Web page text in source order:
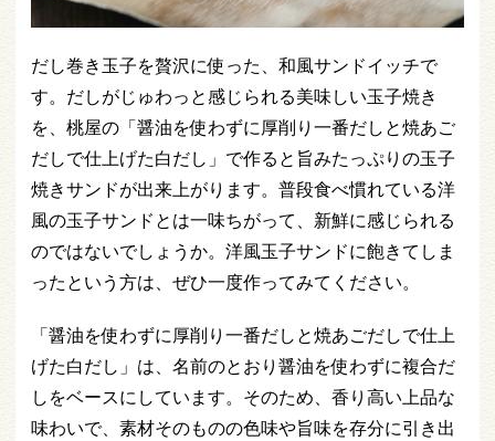
だし巻き玉子を贅沢に使った、和風サンドイッチで
す。だしがじゅわっと感じられる美味しい玉子焼き
を、桃屋の「醤油を使わずに厚削り一番だしと焼あご
だしで仕上げた白だし」で作ると旨みたっぷりの玉子
焼きサンドが出来上がります。普段食べ慣れている洋
風の玉子サンドとは一味ちがって、新鮮に感じられる
のではないでしょうか。洋風玉子サンドに飽きてしま
ったという方は、ぜひ一度作ってみてください。
「醤油を使わずに厚削り一番だしと焼あごだしで仕上
げた白だし」は、名前のとおり醤油を使わずに複合だ
しをベースにしています。そのため、香り高い上品な
味わいで、素材そのものの色味や旨味を存分に引き出